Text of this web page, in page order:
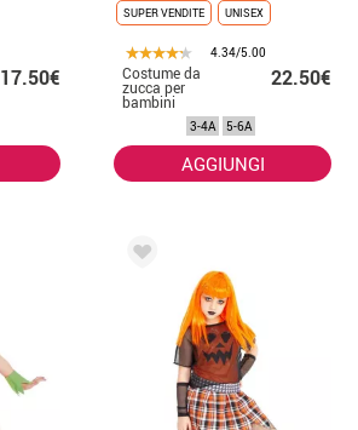
17.50€
SUPER VENDITE
UNISEX
4.34/5.00
Costume da
zucca per
bambini
22.50€
3-4A 5-6A
AGGIUNGI